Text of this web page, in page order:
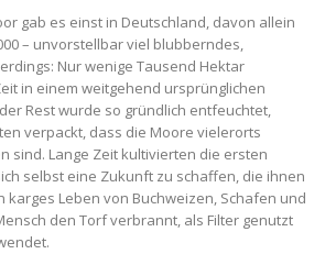
gab es einst in Deutschland, davon allein
– unvorstellbar viel blubberndes,
Nur wenige Tausend Hektar
in einem weitgehend ursprünglichen
Rest wurde so gründlich entfeuchtet,
verpackt, dass die Moore vielerorts
sind. Lange Zeit kultivierten die ersten
selbst eine Zukunft zu schaffen, die ihnen
karges Leben von Buchweizen, Schafen und
den Torf verbrannt, als Filter genutzt